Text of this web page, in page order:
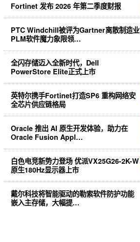
Fortinet 发布 2026 年第二季度财报
PTC Windchill被评为Gartner离散制造业
PLM软件魔力象限领…
全闪存储迈入全新时代，Dell
PowerStore Elite正式上市
英特尔携手Fortinet打造SP6 重构网络安
全芯片供应链格局
Oracle 推出 AI 原生开发体验，助力在
Oracle Fusion Appl…
白色电竞新势力登场 优派VX25G26-2K-W
原生180Hz显示器上市
戴尔科技将智能驱动的勒索软件防护功能
嵌入主存储，大幅提…